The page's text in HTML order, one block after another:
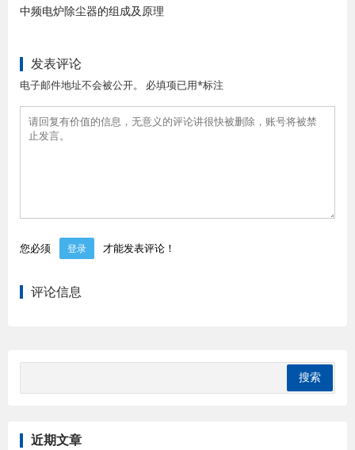
中频电炉除尘器的组成及原理
发表评论
电子邮件地址不会被公开。 必填项已用*标注
您必须 登录 才能发表评论！
评论信息
近期文章